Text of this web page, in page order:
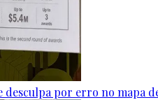
desculpa por erro no mapa